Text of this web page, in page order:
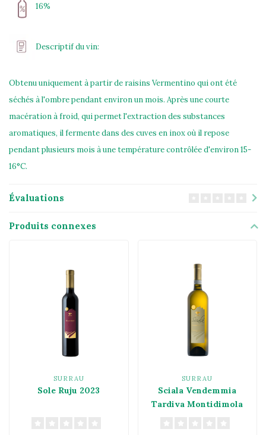
16%
Descriptif du vin:
Obtenu uniquement à partir de raisins Vermentino qui ont été
séchés à l'ombre pendant environ un mois. Après une courte
macération à froid, qui permet l'extraction des substances
aromatiques, il fermente dans des cuves en inox où il repose
pendant plusieurs mois à une température contrôlée d'environ 15-
16°C.
Évaluations
Produits connexes
SURRAU
Sole Ruju 2023
SURRAU
Sciala Vendemmia
Tardiva Montidimola